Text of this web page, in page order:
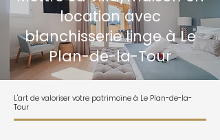
location avec
blanchisserie linge à Le
Plan-de-la-Tour
L'art de valoriser votre patrimoine à Le Plan-de-la-
Tour